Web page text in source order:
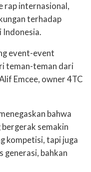
rap internasional,
terhadap
Indonesia.
event-event
teman-teman dari
Emcee, owner 4TC
bahwa
semakin
kompetisi, tapi juga
generasi, bahkan